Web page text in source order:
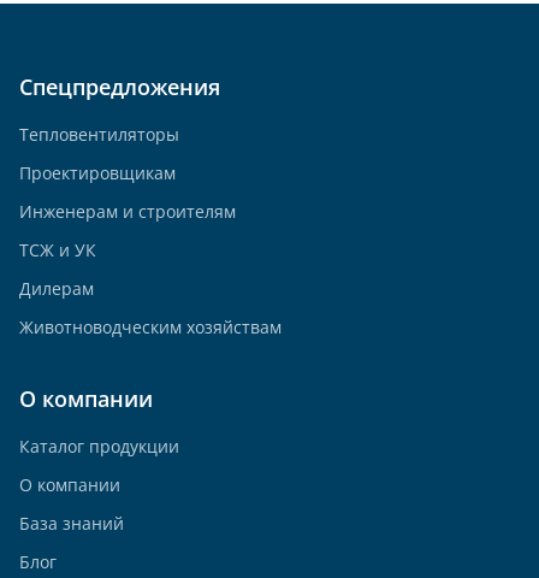
Спецпредложения
Тепловентиляторы
Проектировщикам
Инженерам и строителям
ТСЖ и УК
Дилерам
Животноводческим хозяйствам
О компании
Каталог продукции
О компании
База знаний
Блог